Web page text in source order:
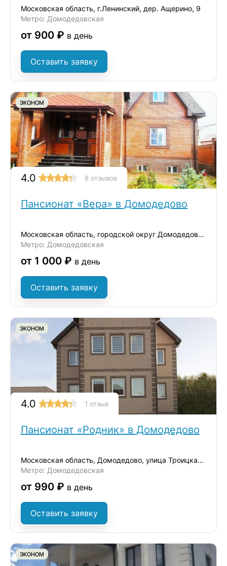
Московская область, г.Ленинский, дер. Ащерино, 9
Метро: Домодедовская
от 900 ₽ в день
Оставить заявку
ЭКОНОМ
4.0 8 отзывов
Пансионат «Вера» в Домодедово
Московская область, городской округ Домодедово, село Ям, улица Школьная, 38
Метро: Домодедовская
от 1 000 ₽ в день
Оставить заявку
ЭКОНОМ
4.0 1 отзыв
Пансионат «Родник» в Домодедово
Московская область, Домодедово, улица Троицкая, 38
Метро: Домодедовская
от 990 ₽ в день
Оставить заявку
ЭКОНОМ